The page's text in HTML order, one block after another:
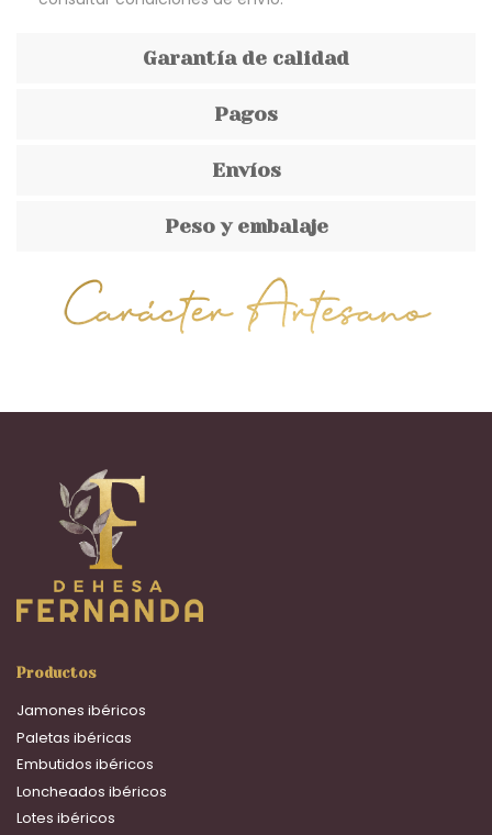
Garantía de calidad
Pagos
Envíos
Peso y embalaje
Productos
Jamones ibéricos
Paletas ibéricas
Embutidos ibéricos
Loncheados ibéricos
Lotes ibéricos